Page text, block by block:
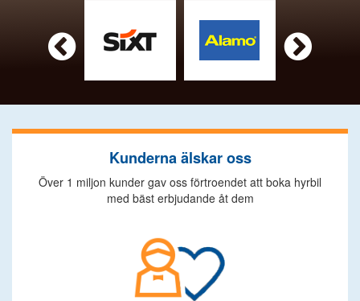
 
Kunderna älskar oss
Över 1 miljon kunder gav oss förtroendet att boka hyrbil
med bäst erbjudande åt dem